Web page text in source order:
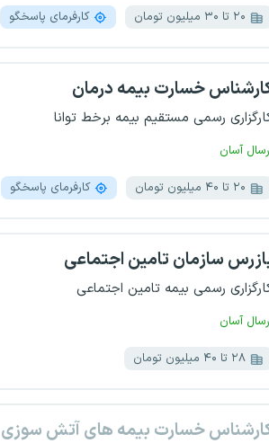
۲۰ تا ۳۰ میلیون تومان کارفرمای پاسخگو
خسارت بیمه درمان
رسمی مستقیم بیمه برخط توانا
آسان
۲۰ تا ۴۰ میلیون تومان کارفرمای پاسخگو
سازمان تامین اجتماعی
رسمی بیمه تامین اجتماعی
آسان
۲۸ تا ۴۰ میلیون تومان
خسارت بیمه های آتش سوزی